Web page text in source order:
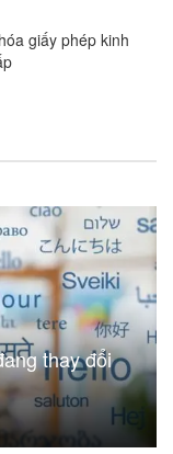
giấy phép kinh
thay đổi